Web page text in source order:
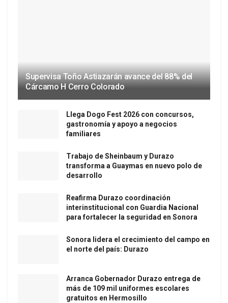
Supervisa Toño Astiazarán avance del 88% del
Cárcamo H Cerro Colorado
Llega Dogo Fest 2026 con concursos,
gastronomía y apoyo a negocios
familiares
Trabajo de Sheinbaum y Durazo
transforma a Guaymas en nuevo polo de
desarrollo
Reafirma Durazo coordinación
interinstitucional con Guardia Nacional
para fortalecer la seguridad en Sonora
Sonora lidera el crecimiento del campo en
el norte del país: Durazo
Arranca Gobernador Durazo entrega de
más de 109 mil uniformes escolares
gratuitos en Hermosillo